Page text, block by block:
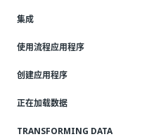
集成
使用流程应用程序
创建应用程序
正在加载数据
TRANSFORMING DATA